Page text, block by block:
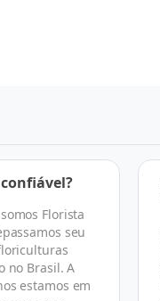
Florista
seu
no Brasil. A
estamos em